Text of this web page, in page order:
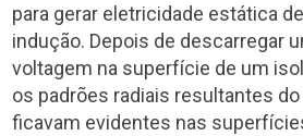
para gerar eletricidade estática
indução. Depois de descarregar
voltagem na superfície de um
os padrões radiais resultantes
ficavam evidentes nas